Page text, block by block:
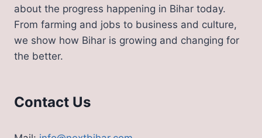
about the progress happening in Bihar today.
From farming and jobs to business and culture,
we show how Bihar is growing and changing for
the better.
Contact Us